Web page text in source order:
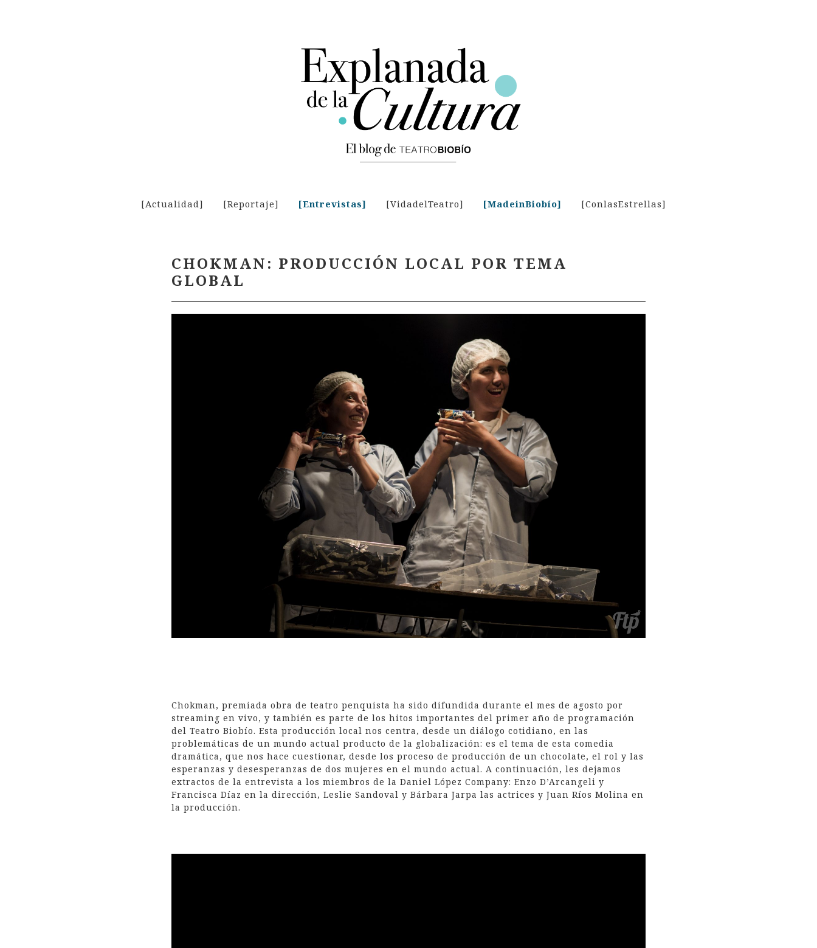
[Actualidad] [Reportaje] [Entrevistas] [VidadelTeatro] [MadeinBiobío] [ConlasEstrellas]
CHOKMAN: PRODUCCIÓN LOCAL POR TEMA
GLOBAL
Chokman, premiada obra de teatro penquista ha sido difundida durante el mes de agosto por
streaming en vivo, y también es parte de los hitos importantes del primer año de programación
del Teatro Biobío. Esta producción local nos centra, desde un diálogo cotidiano, en las
problemáticas de un mundo actual producto de la globalización: es el tema de esta comedia
dramática, que nos hace cuestionar, desde los proceso de producción de un chocolate, el rol y las
esperanzas y desesperanzas de dos mujeres en el mundo actual. A continuación, les dejamos
extractos de la entrevista a los miembros de la Daniel López Company: Enzo D’Arcangeli y
Francisca Díaz en la dirección, Leslie Sandoval y Bárbara Jarpa las actrices y Juan Ríos Molina en
la producción.